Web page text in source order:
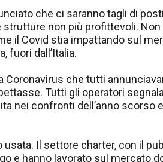
che ci saranno tagli di
non più profittevoli. Non
il Covid stia impattando sul
fuori dall’Italia.
Coronavirus che tutti
Tutti gli operatori
nei confronti dell’anno scorso
Il settore charter, con il
e hanno lavorato sul mercato